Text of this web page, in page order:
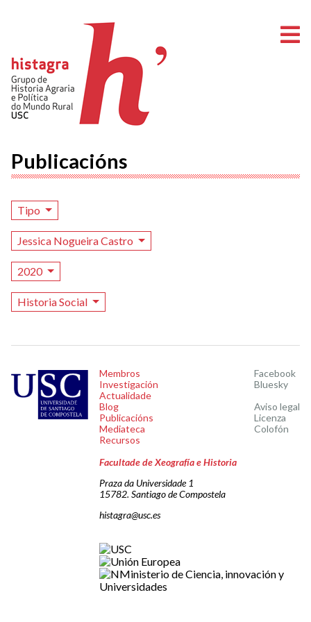
Publicacións
Tipo
Jessica Nogueira Castro
2020
Historia Social
Membros
Investigación
Actualidade
Blog
Publicacións
Mediateca
Recursos
Facebook
Bluesky
Aviso legal
Licenza
Colofón
Facultade de Xeografía e Historia
Praza da Universidade 1
15782. Santiago de Compostela
histagra@usc.es